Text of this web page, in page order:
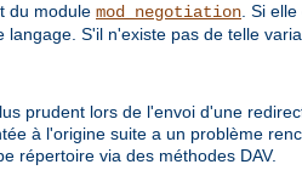
du module mod_negotiation. Si
S'il n'existe pas de telle
prudent lors de l'envoi d'une
à l'origine suite a un problème
répertoire via des méthodes DAV.